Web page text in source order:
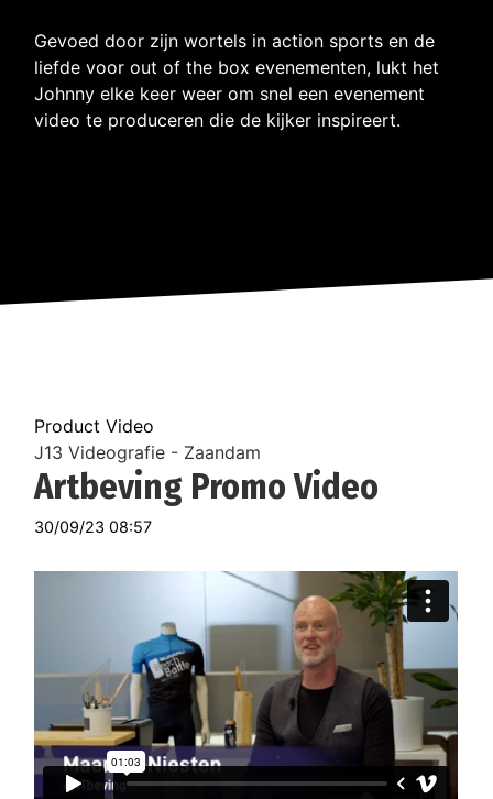
Gevoed door zijn wortels in action sports en de
liefde voor out of the box evenementen, lukt het
Johnny elke keer weer om snel een evenement
video te produceren die de kijker inspireert.
Product Video
J13 Videografie - Zaandam
Artbeving Promo Video
30/09/23 08:57